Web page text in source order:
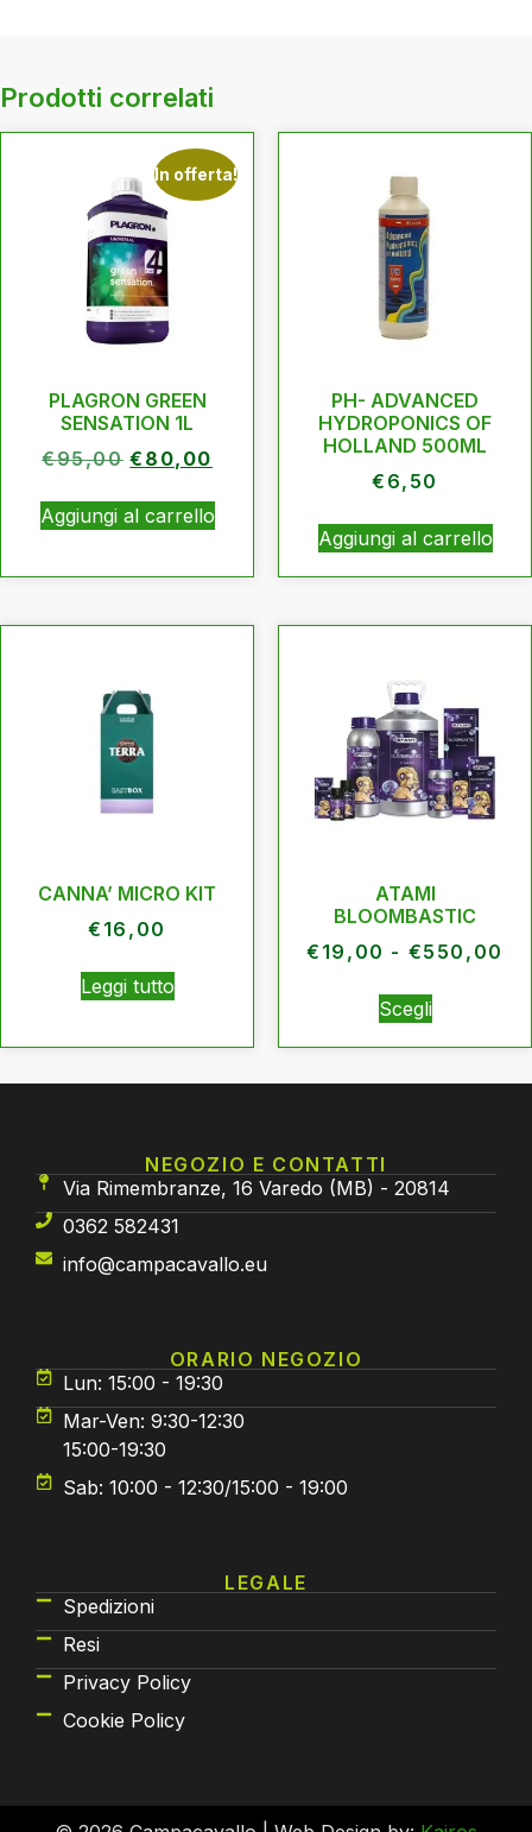
Prodotti correlati
In offerta!
PLAGRON GREEN
SENSATION 1L
€95,00 € 80,00
Aggiungi al carrello
PH- ADVANCED
HYDROPONICS OF
HOLLAND 500ML
€ 6,50
Aggiungi al carrello
CANNA’ MICRO KIT
€ 16,00
Leggi tutto
ATAMI
BLOOMBASTIC
€ 19,00 - €550,00
Scegli
NEGOZIO E CONTATTI
Via Rimembranze, 16 Varedo (MB) - 20814
0362 582431
info@campacavallo.eu
ORARIO NEGOZIO
Lun: 15:00 - 19:30
Mar-Ven: 9:30-12:30
15:00-19:30
Sab: 10:00 - 12:30/15:00 - 19:00
LEGALE
Spedizioni
Resi
Privacy Policy
Cookie Policy